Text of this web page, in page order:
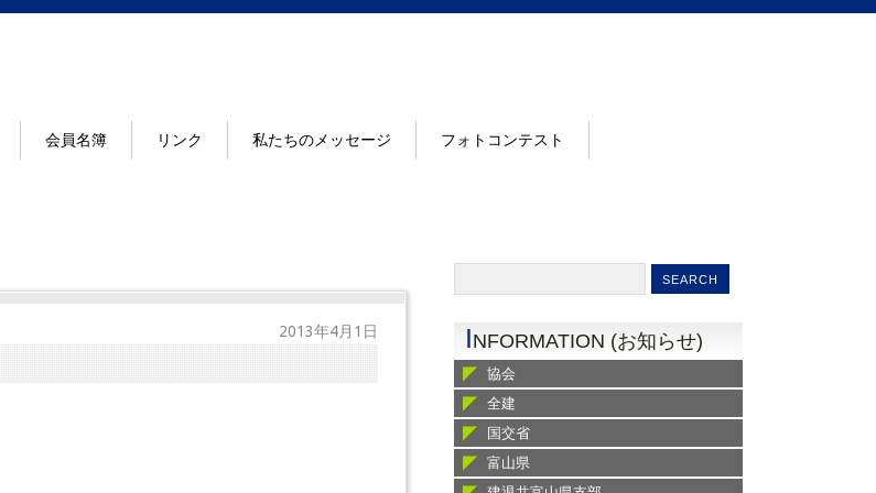
会員名簿 リンク 私たちのメッセージ フォトコンテスト
2013年4月1日 INFORMATION (お知らせ)
協会
全建
国交省
富山県